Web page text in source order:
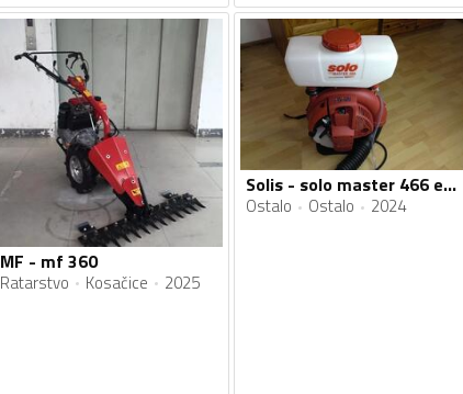
MF - mf 360
Ratarstvo Kosačice 2025
Solis - solo master 466 evolution
Ostalo Ostalo 2024